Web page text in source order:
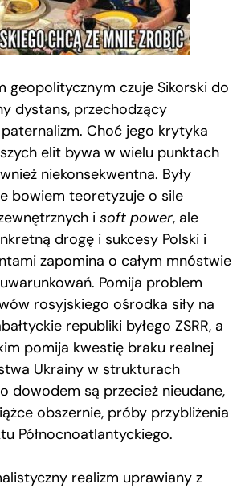
geopolitycznym czuje Sikorski do
dystans, przechodzący
Choć jego krytyka
elit bywa w wielu punktach
niekonsekwentna. Były
bowiem teoretyzuje o sile
i soft power, ale
drogę i sukcesy Polski i
zapomina o całym mnóstwie
Pomija problem
rosyjskiego ośrodka siły na
republiki byłego ZSRR, a
pomija kwestię braku realnej
Ukrainy w strukturach
dowodem są przecież nieudane,
obszernie, próby przybliżenia
Północnoatlantyckiego.
realizm uprawiany z